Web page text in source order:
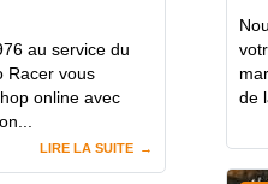
au service du
Racer vous
online avec
LIRE LA SUITE
de